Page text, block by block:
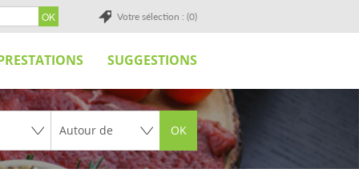
Votre sélection : (0)
SUGGESTIONS
OK